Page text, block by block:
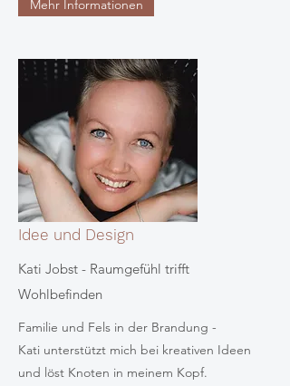
Mehr Informationen
Idee und Design
Kati Jobst - Raumgefühl trifft
Wohlbefinden
Familie und Fels in der Brandung -
Kati unterstützt mich bei kreativen Ideen
und löst Knoten in meinem Kopf.